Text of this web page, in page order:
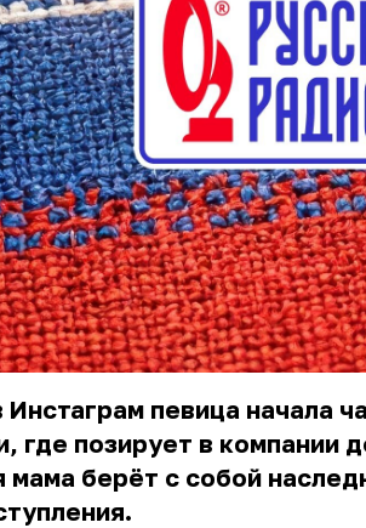
певица начала
где позирует в компании
мама берёт с собой